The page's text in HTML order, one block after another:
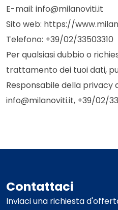
E-mail: info@milanoviti.it
Sito web: https://
Telefono: +39/02/33503310
Per qualsiasi dubbio o
trattamento dei tuoi dati,
Responsabile della privacy
info@milanoviti.it, +39/02/
Contattaci
Inviaci una richiesta